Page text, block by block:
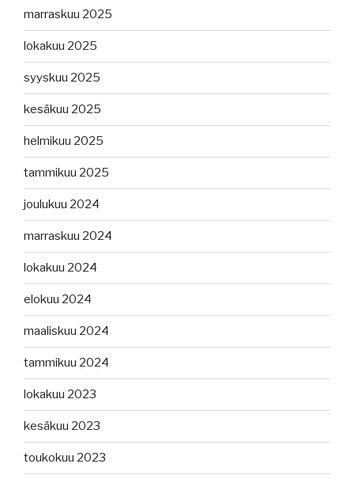
marraskuu 2025
lokakuu 2025
syyskuu 2025
kesäkuu 2025
helmikuu 2025
tammikuu 2025
joulukuu 2024
marraskuu 2024
lokakuu 2024
elokuu 2024
maaliskuu 2024
tammikuu 2024
lokakuu 2023
kesäkuu 2023
toukokuu 2023